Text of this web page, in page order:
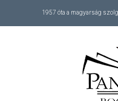
1957 óta a magyarság